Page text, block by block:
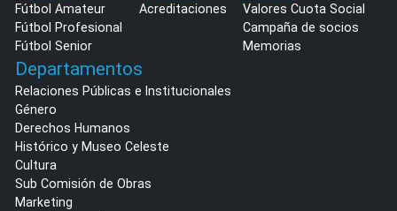
Fútbol Amateur
Fútbol Profesional
Fútbol Senior
Acreditaciones
Valores Cuota Social
Campaña de socios
Memorias
Departamentos
Relaciones Públicas e Institucionales
Género
Derechos Humanos
Histórico y Museo Celeste
Cultura
Sub Comisión de Obras
Marketing